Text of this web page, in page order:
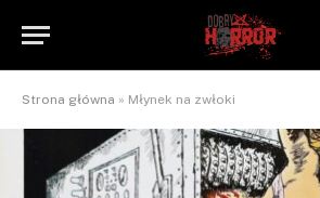
Strona główna » Młynek na zwłoki